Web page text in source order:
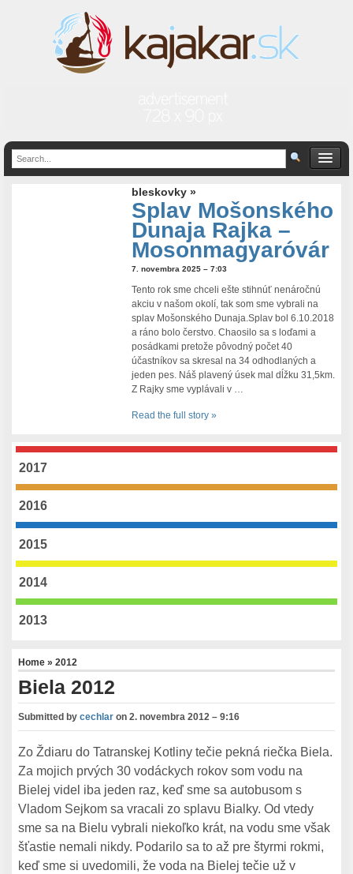
bleskovky »
Splav Mošonského
Dunaja Rajka –
Mosonmagyaróvár
7. novembra 2025 – 7:03
Tento rok sme chceli ešte stihnúť nenáročnú
akciu v našom okolí, tak som sme vybrali na
splav Mošonského Dunaja.Splav bol 6.10.2018
a ráno bolo čerstvo. Chaosilo sa s loďami a
posádkami pretože pôvodný počet 40
účastníkov sa skresal na 34 odhodlaných a
jeden pes. Náš plavený úsek mal dĺžku 31,5km.
Z Rajky sme vyplávali v …
Read the full story »
2017
2016
2015
2014
2013
Home»2012
Biela 2012
Submitted bycechlar on2. novembra 2012 – 9:16
Zo Ždiaru do Tatranskej Kotliny tečie pekná riečka Biela.
Za mojich prvých 30 vodáckych rokov som vodu na
Bielej videl iba jeden raz, keď sme sa autobusom s
Vladom Sejkom sa vracali zo splavu Bialky. Od vtedy
sme sa na Bielu vybrali niekoľko krát, na vodu sme však
šťastie nemali nikdy. Podarilo sa to až pre štyrmi rokmi,
keď sme si uvedomili, že voda na Bielej tečie už v